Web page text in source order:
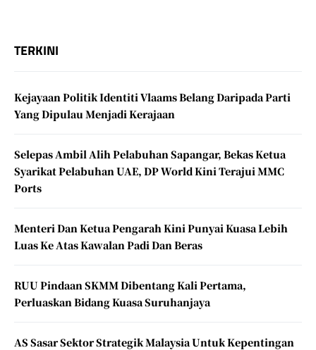
TERKINI
Kejayaan Politik Identiti Vlaams Belang Daripada Parti
Yang Dipulau Menjadi Kerajaan
Selepas Ambil Alih Pelabuhan Sapangar, Bekas Ketua
Syarikat Pelabuhan UAE, DP World Kini Terajui MMC
Ports
Menteri Dan Ketua Pengarah Kini Punyai Kuasa Lebih
Luas Ke Atas Kawalan Padi Dan Beras
RUU Pindaan SKMM Dibentang Kali Pertama,
Perluaskan Bidang Kuasa Suruhanjaya
AS Sasar Sektor Strategik Malaysia Untuk Kepentingan